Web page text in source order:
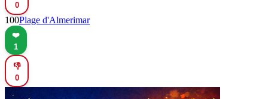
0
100Plage d'Almerimar
❤️
1
👎
0